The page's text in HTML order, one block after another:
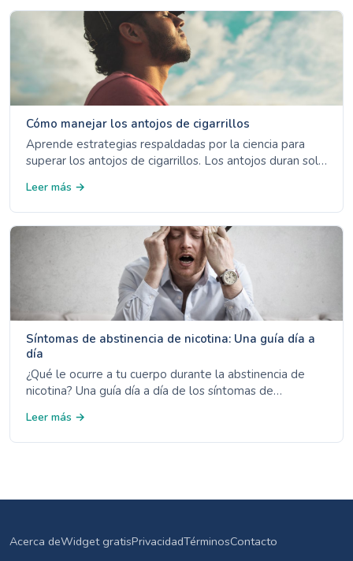
Cómo manejar los antojos de cigarrillos
Aprende estrategias respaldadas por la ciencia para
superar los antojos de cigarrillos. Los antojos duran solo
manejo de desencadenantes.
Leer más →
Síntomas de abstinencia de nicotina: Una guía día a
día
¿Qué le ocurre a tu cuerpo durante la abstinencia de
nicotina? Una guía día a día de los síntomas de
Leer más →
Acerca deWidget gratisPrivacidadTérminosContacto